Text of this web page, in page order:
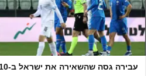
עבירה גסה שהשאירה את ישראל ב-10 שחקנים. רביבו מורחק